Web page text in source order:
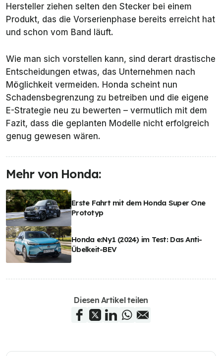
Hersteller ziehen selten den Stecker bei einem
Produkt, das die Vorserienphase bereits erreicht hat
und schon vom Band läuft.
Wie man sich vorstellen kann, sind derart drastische
Entscheidungen etwas, das Unternehmen nach
Möglichkeit vermeiden. Honda scheint nun
Schadensbegrenzung zu betreiben und die eigene
E-Strategie neu zu bewerten – vermutlich mit dem
Fazit, dass die geplanten Modelle nicht erfolgreich
genug gewesen wären.
Mehr von Honda:
Erste Fahrt mit dem Honda Super One
Prototyp
Honda e:Ny1 (2024) im Test: Das Anti-
Übelkeit-BEV
Diesen Artikel teilen